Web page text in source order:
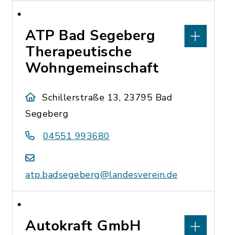
ATP Bad Segeberg
Therapeutische
Wohngemeinschaft
Schillerstraße 13, 23795 Bad
Segeberg
04551 993680
atp.badsegeberg@landesverein.de
Autokraft GmbH